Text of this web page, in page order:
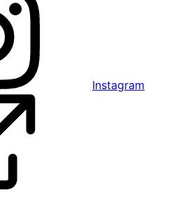
Instagram